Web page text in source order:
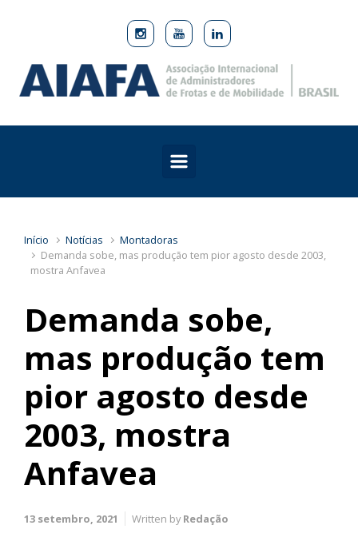
Skip to main content
Início Notícias
Montadoras
Demanda sobe, mas produção tem pior agosto desde 2003,
mostra Anfavea
Demanda sobe,
mas produção tem
pior agosto desde
2003, mostra
Anfavea
13 setembro, 2021 Written by Redação